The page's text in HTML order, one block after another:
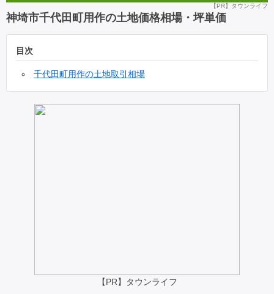
【PR】タウンライフ
神埼市千代田町用作の土地価格相場・坪単価
目次
千代田町用作の土地取引相場
【PR】タウンライフ